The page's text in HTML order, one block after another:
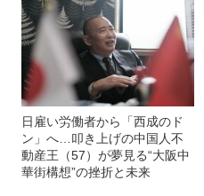
日雇い労働者から「西成のド
ン」へ…叩き上げの中国人不
動産王（57）が夢見る“大阪中
華街構想”の挫折と未来